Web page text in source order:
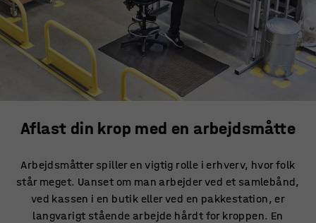
Aflast din krop med en arbejdsmåtte
Arbejdsmåtter spiller en vigtig rolle i erhverv, hvor folk
står meget. Uanset om man arbejder ved et samlebånd,
ved kassen i en butik eller ved en pakkestation, er
langvarigt stående arbejde hårdt for kroppen. En